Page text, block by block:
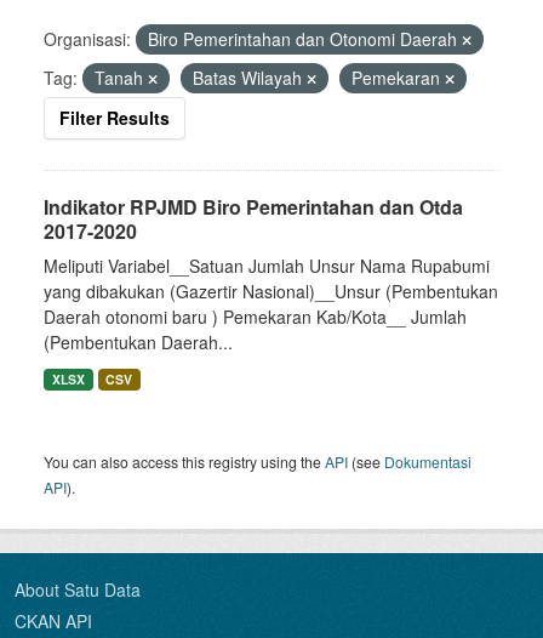
Organisasi:
Biro Pemerintahan dan Otonomi Daerah
Tag:
Tanah Batas Wilayah
Pemekaran
Filter Results
Indikator RPJMD Biro Pemerintahan dan Otda
2017-2020
Meliputi Variabel__Satuan Jumlah Unsur Nama Rupabumi
yang dibakukan (Gazertir Nasional)__Unsur (Pembentukan
Daerah otonomi baru ) Pemekaran Kab/Kota__ Jumlah
(Pembentukan Daerah...
XLSX CSV
You can also access this registry using theAPI (see Dokumentasi
API).
About Satu Data
CKAN API